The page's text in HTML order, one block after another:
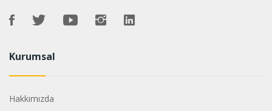
Kurumsal
Hakkımızda